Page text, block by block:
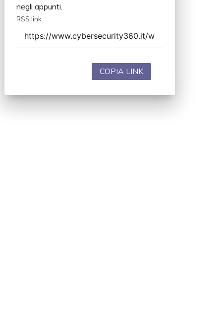
negli appunti.
RSS link
COPIA LINK